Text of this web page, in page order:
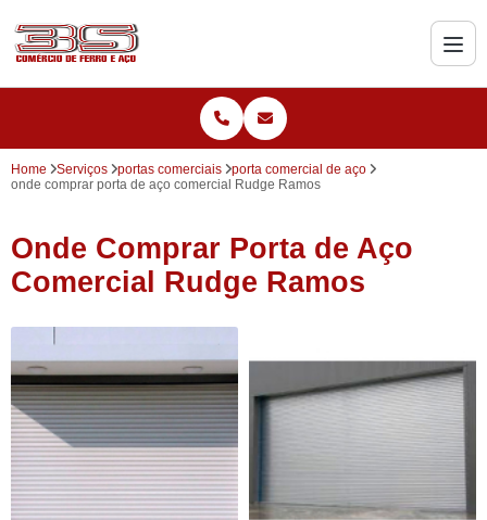
Home Serviços portas comerciais
porta comercial de aço
onde comprar porta de aço comercial Rudge Ramos
Onde Comprar Porta de Aço
Comercial Rudge Ramos